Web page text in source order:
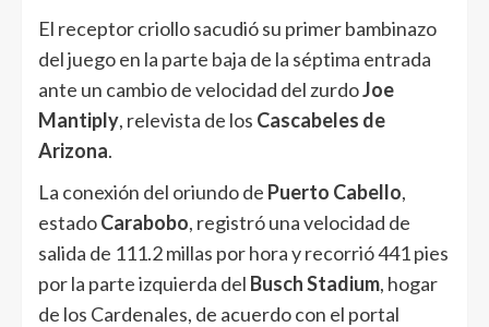
El receptor criollo sacudió su primer bambinazo
del juego en la parte baja de la séptima entrada
ante un cambio de velocidad del zurdoJoe
Mantiply, relevista de los Cascabeles de
Arizona.
La conexión del oriundo de Puerto Cabello,
estadoCarabobo, registró una velocidad de
salida de 111.2 millas por hora y recorrió 441 pies
por la parte izquierda del Busch Stadium, hogar
de los Cardenales, de acuerdo con el portal